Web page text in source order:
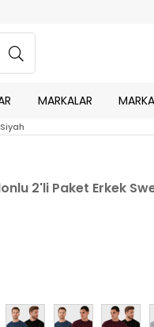
MARKALAR
2'li Paket Erkek